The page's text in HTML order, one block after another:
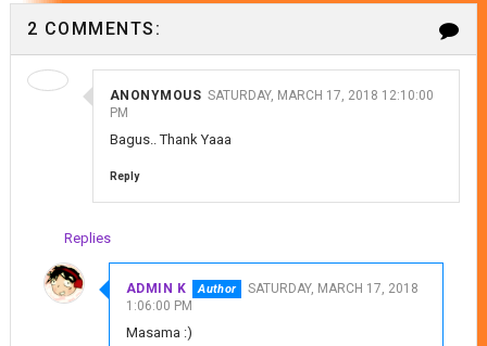
2 COMMENTS:
ANONYMOUS SATURDAY, MARCH 17, 2018 12:10:00
PM
Bagus.. Thank Yaaa
Reply
Replies
ADMIN K
SATURDAY, MARCH 17, 2018
1:06:00 PM
Masama :)